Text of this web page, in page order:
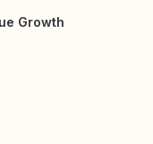
Growth